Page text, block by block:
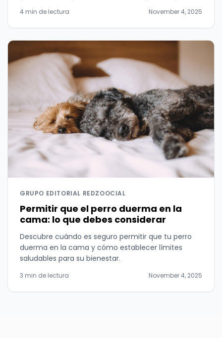
4 min de lectura November 4, 2025
GRUPO EDITORIAL REDZOOCIAL
Permitir que el perro duerma en la
cama: lo que debes considerar
Descubre cuándo es seguro permitir que tu perro
duerma en la cama y cómo establecer límites
saludables para su bienestar.
3 min de lectura November 4, 2025